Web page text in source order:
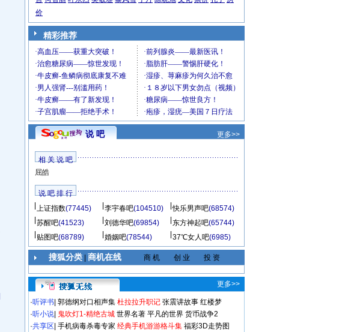
价
精彩推荐
说 吧 更多>>
相 关 说 吧
屈皓
说 吧 排 行
上证指数(77445) 李宇春吧(104510) 快乐男声吧(68574)
苏醒吧(41523) 刘德华吧(69854) 东方神起吧(65744)
贴图吧(68789) 婚姻吧(78544) 37℃女人吧(6985)
搜狐分类| 商机在线 商 机 创 业 投 资
更多>>
·听评书 郭德纲对口相声集 杜拉拉升职记 张震讲故事 红楼梦
·听小说 鬼吹灯1-精绝古城 世界名著 平凡的世界 货币战争2
·共享区 手机病毒杀毒专家 经典手机游游格斗集 福彩3D走势图